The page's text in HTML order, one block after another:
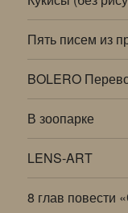
Пять писем из
BOLERO
В зоопарке
LENS-ART
8 глав повести